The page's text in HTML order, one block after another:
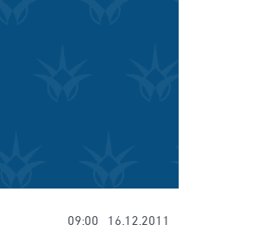
16.12.2011
09:00